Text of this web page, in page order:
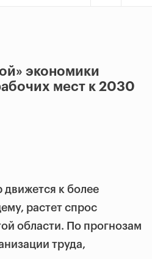
экономики
мест к 2030
движется к более
растет спрос
области. По прогнозам
труда,